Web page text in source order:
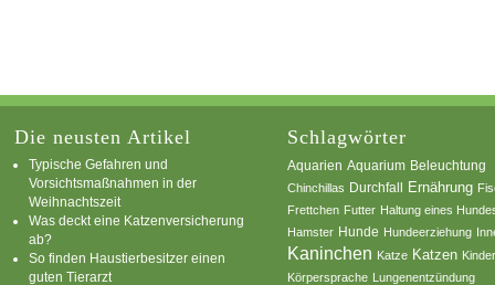
Die neusten Artikel
Typische Gefahren und
Vorsichtsmaßnahmen in der
Weihnachtszeit
Was deckt eine Katzenversicherung
ab?
So finden Haustierbesitzer einen
guten Tierarzt
Schlagwörter
Aquarien Aquarium Beleuchtung
Chinchillas Durchfall Ernährung
Frettchen Futter Haltung eines
Hamster Hunde Hundeerziehung
Kaninchen Katze Katzen
Körpersprache Lungenentzündung